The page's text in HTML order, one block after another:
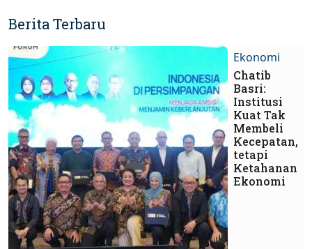
Berita Terbaru
Ekonomi
Chatib
Basri:
Institusi
Kuat Tak
Membeli
Kecepatan,
tetapi
Ketahanan
Ekonomi